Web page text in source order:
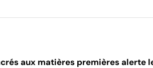
aux matières premières alerte